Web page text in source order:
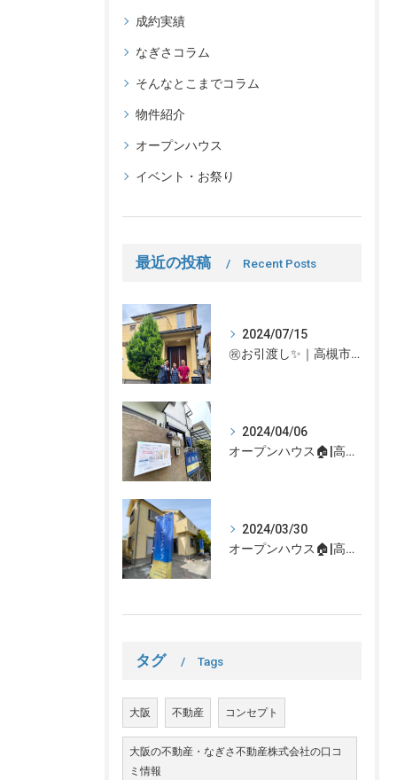
成約実績
なぎさコラム
そんなとこまでコラム
物件紹介
オープンハウス
イベント・お祭り
最近の投稿 Recent Posts
2024/07/15
㊗お引渡し✨｜高槻市での不動産売却、不動産売買の事、何でもなぎさ不動産までご相談ください！
2024/04/06
オープンハウス🏠|高槻市の不動産売却、不動産空き家のご相談はなぎさ不動産まで！
2024/03/30
オープンハウス🏠|高槻市の不動産売却、不動産空き家のご相談はなぎさ不動産まで！
タグ Tags
大阪 不動産 コンセプト
大阪の不動産・なぎさ不動産株式会社の口コ
ミ情報